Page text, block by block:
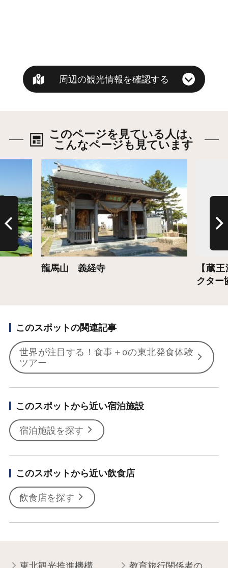
周辺の観光情報を確認する
このページを見ている人は、
こんなページも見ています
龍馬山 義経寺
詳細はこちら
【蔵
クター
このスポットの関連記事
世界が注目する！食事＋αの東北発食体験
ツアー
このスポットから近い宿泊施設
宿泊施設を探す
このスポットから近い飲食店
飲食店を探す
東北観光推進機構について 教育旅行関係者の皆様へ